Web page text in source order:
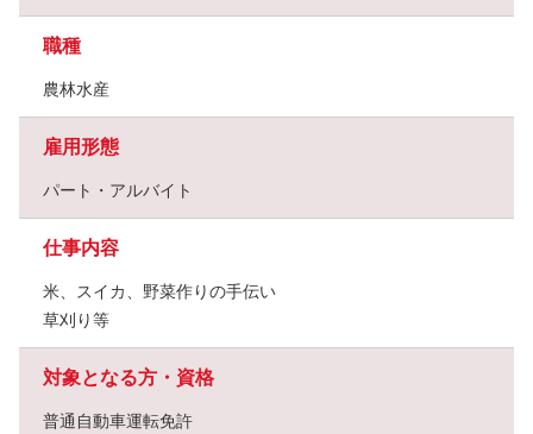
職種
農林水産
雇用形態
パート・アルバイト
仕事内容
米、スイカ、野菜作りの手伝い
草刈り等
対象となる方・資格
普通自動車運転免許